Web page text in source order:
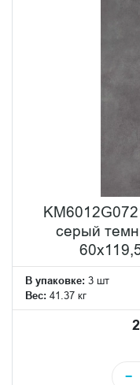
серый
В упаковке: 3 шт
Вес: 41.37 кг
−